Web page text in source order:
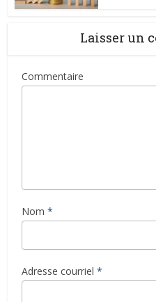
Laisser un
Commentaire
Nom *
Adresse courriel *